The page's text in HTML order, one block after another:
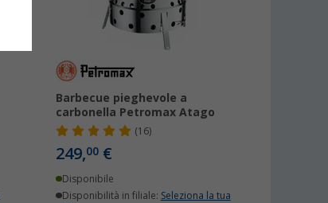
Barbecue pieghevole a
carbonella Petromax Atago
(16)
249,00 €
Disponibile
Disponibilità in filiale: Seleziona la tua